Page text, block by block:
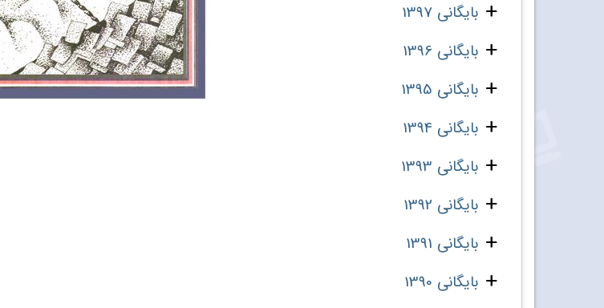
بایگانی 1397
بایگانی 1396
بایگانی 1395
بایگانی 1394
بایگانی 1393
بایگانی 1392
بایگانی 1391
بایگانی 1390